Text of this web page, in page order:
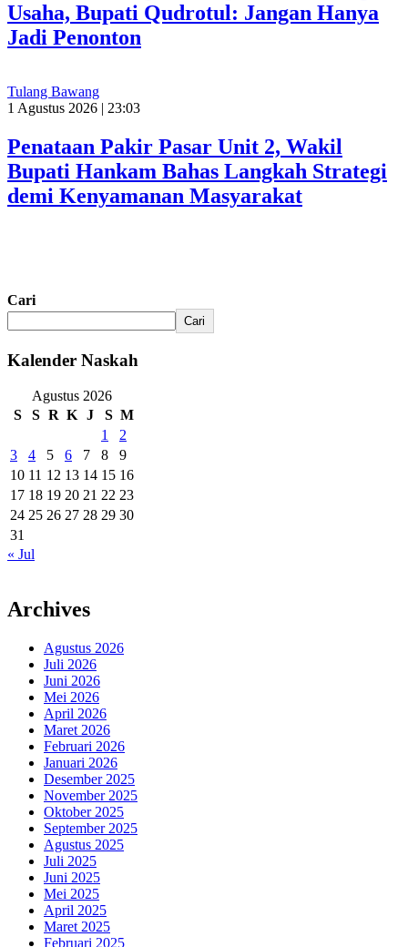
Usaha, Bupati Qudrotul: Jangan Hanya
Jadi Penonton
Tulang Bawang
1 Agustus 2026 | 23:03
Penataan Pakir Pasar Unit 2, Wakil
Bupati Hankam Bahas Langkah Strategi
demi Kenyamanan Masyarakat
Cari
Cari
Kalender Naskah
Agustus 2026
S
S R K J S M
1
2
3
4 5 6 7 8
9
10 11 12 13 14 15 16
17 18 19 20 21 22 23
24 25 26 27 28 29 30
31
« Jul
Archives
Agustus 2026
Juli 2026
Juni 2026
Mei 2026
April 2026
Maret 2026
Februari 2026
Januari 2026
Desember 2025
November 2025
Oktober 2025
September 2025
Agustus 2025
Juli 2025
Juni 2025
Mei 2025
April 2025
Maret 2025
Februari 2025